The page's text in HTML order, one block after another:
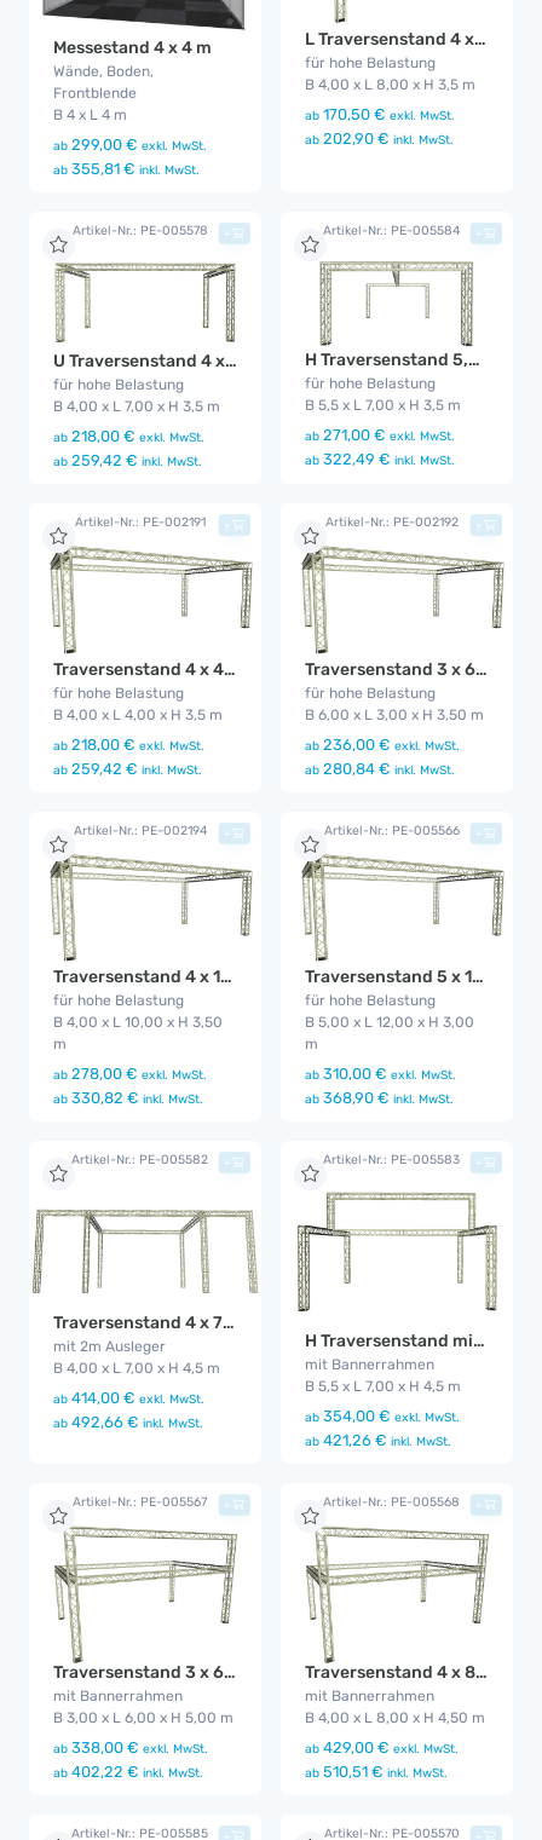
Messestand 4 x 4 m
Wände, Boden,
Frontblende
B 4 x L 4 m
ab 299,00 € exkl. MwSt.
ab 355,81 € inkl. MwSt.
L Traversenstand 4 x 8 m
für hohe Belastung
B 4,00 x L 8,00 x H 3,5 m
ab 170,50 € exkl. MwSt.
ab 202,90 € inkl. MwSt.
Artikel-Nr.: PE-005578
U Traversenstand 4 x 7 m
für hohe Belastung
B 4,00 x L 7,00 x H 3,5 m
ab 218,00 € exkl. MwSt.
ab 259,42 € inkl. MwSt.
+ Artikel-Nr.: PE-005584
H Traversenstand 5,5 x 7 m
für hohe Belastung
B 5,5 x L 7,00 x H 3,5 m
ab 271,00 € exkl. MwSt.
ab 322,49 € inkl. MwSt.
+
Artikel-Nr.: PE-002191
Traversenstand 4 x 4 m
für hohe Belastung
B 4,00 x L 4,00 x H 3,5 m
ab 218,00 € exkl. MwSt.
ab 259,42 € inkl. MwSt.
+ Artikel-Nr.: PE-002192
Traversenstand 3 x 6 m
für hohe Belastung
B 6,00 x L 3,00 x H 3,50 m
ab 236,00 € exkl. MwSt.
ab 280,84 € inkl. MwSt.
+
Artikel-Nr.: PE-002194
Traversenstand 4 x 10m
für hohe Belastung
B 4,00 x L 10,00 x H 3,50
m
ab 278,00 € exkl. MwSt.
ab 330,82 € inkl. MwSt.
+ Artikel-Nr.: PE-005566
Traversenstand 5 x 12m
für hohe Belastung
B 5,00 x L 12,00 x H 3,00
m
ab 310,00 € exkl. MwSt.
ab 368,90 € inkl. MwSt.
+
Artikel-Nr.: PE-005582
Traversenstand 4 x 7m Ausleger ( Gesamtlänge 11m )
mit 2m Ausleger
B 4,00 x L 7,00 x H 4,5 m
ab 414,00 € exkl. MwSt.
ab 492,66 € inkl. MwSt.
+ Artikel-Nr.: PE-005583
H Traversenstand mit Banner
mit Bannerrahmen
B 5,5 x L 7,00 x H 4,5 m
ab 354,00 € exkl. MwSt.
ab 421,26 € inkl. MwSt.
+
Artikel-Nr.: PE-005567
Traversenstand 3 x 6 m Banner
mit Bannerrahmen
B 3,00 x L 6,00 x H 5,00 m
ab 338,00 € exkl. MwSt.
ab 402,22 € inkl. MwSt.
+ Artikel-Nr.: PE-005568
Traversenstand 4 x 8 m Banner
mit Bannerrahmen
B 4,00 x L 8,00 x H 4,50 m
ab 429,00 € exkl. MwSt.
ab 510,51 € inkl. MwSt.
+
Artikel-Nr.: PE-005585 + Artikel-Nr.: PE-005570 +